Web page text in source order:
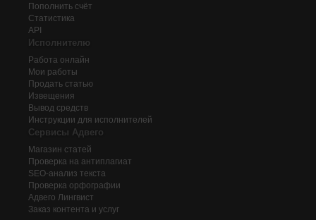
Пополнить счёт
Статистика
API
Исполнителю
Работа онлайн
Мои работы
Продать статью
Извещения
Вывод средств
Инструкции для исполнителей
Сервисы Адвего
Магазин статей
Проверка на антиплагиат
SEO-анализ текста
Проверка орфографии
Адвего Лингвист
Заказ контента и услуг